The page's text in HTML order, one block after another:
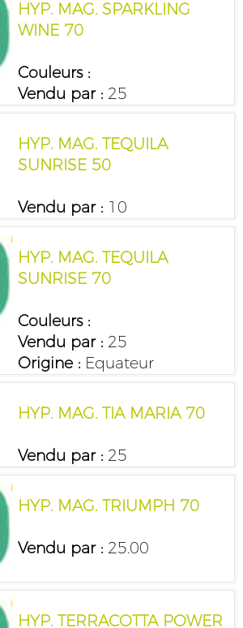
HYP. MAG. SPARKLING
WINE 70
Couleurs :
Vendu par :25
HYP. MAG. TEQUILA
SUNRISE 50
Vendu par :10
HYP. MAG. TEQUILA
SUNRISE 70
Couleurs :
Vendu par :25
Origine :Equateur
HYP. MAG. TIA MARIA 70
Vendu par :25
HYP. MAG. TRIUMPH 70
Vendu par :25.00
HYP. TERRACOTTA POWER